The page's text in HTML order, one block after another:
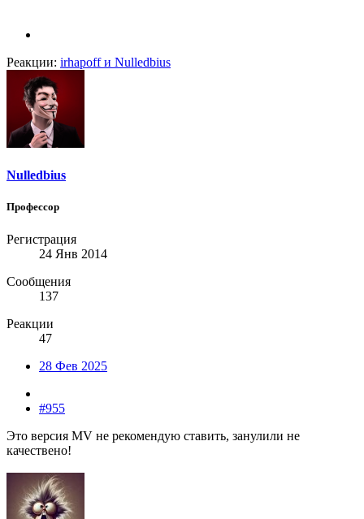
Реакции: irhapoffи Nulledbius
Nulledbius
Профессор
Регистрация
24 Янв 2014
Сообщения
137
Реакции
47
28 Фев 2025
#955
Это версия MV не рекомендую ставить, занулили не
качествено!